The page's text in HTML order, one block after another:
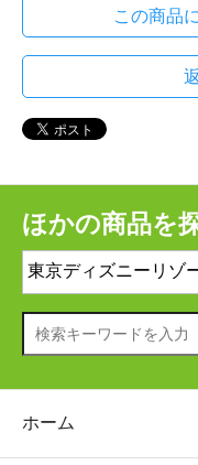
この商品
ほかの商品を
ホーム